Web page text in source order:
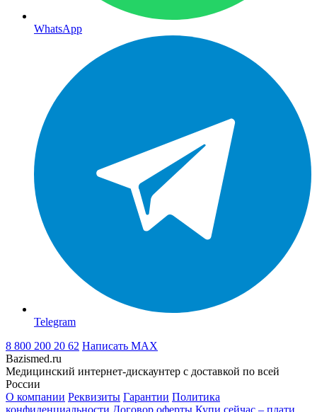
WhatsApp
Telegram
8 800 200 20 62 Написать MAX
Bazismed.ru
Медицинский интернет-дискаунтер с доставкой по всей
России
О компании Реквизиты Гарантии Политика
конфиденциальности Договор оферты Купи сейчас – плати